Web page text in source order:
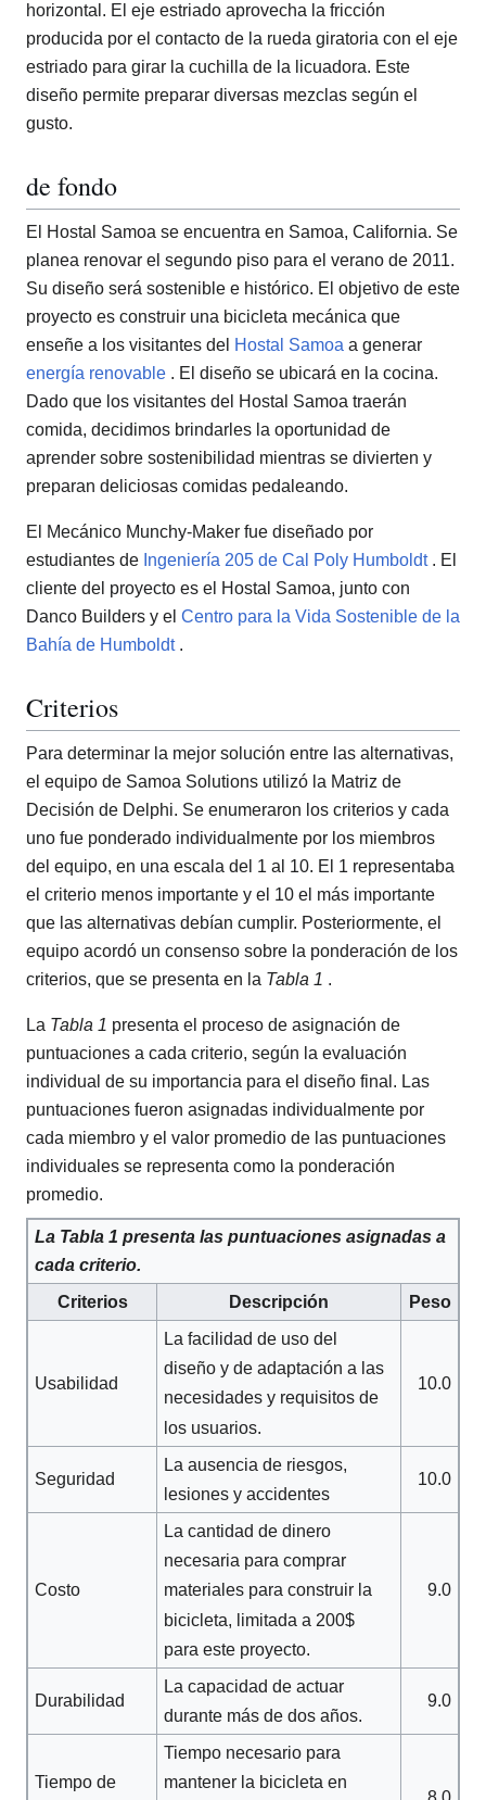
horizontal. El eje estriado aprovecha la fricción
producida por el contacto de la rueda giratoria con el eje
estriado para girar la cuchilla de la licuadora. Este
diseño permite preparar diversas mezclas según el
gusto.
de fondo
El Hostal Samoa se encuentra en Samoa, California. Se
planea renovar el segundo piso para el verano de 2011.
Su diseño será sostenible e histórico. El objetivo de este
proyecto es construir una bicicleta mecánica que
enseñe a los visitantes del Hostal Samoa a generar
energía renovable . El diseño se ubicará en la cocina.
Dado que los visitantes del Hostal Samoa traerán
comida, decidimos brindarles la oportunidad de
aprender sobre sostenibilidad mientras se divierten y
preparan deliciosas comidas pedaleando.
El Mecánico Munchy-Maker fue diseñado por
estudiantes de Ingeniería 205 de Cal Poly Humboldt. El
cliente del proyecto es el Hostal Samoa, junto con
Danco Builders y el Centro para la Vida Sostenible de la
Bahía de Humboldt.
Criterios
Para determinar la mejor solución entre las alternativas,
el equipo de Samoa Solutions utilizó la Matriz de
Decisión de Delphi. Se enumeraron los criterios y cada
uno fue ponderado individualmente por los miembros
del equipo, en una escala del 1 al 10. El 1 representaba
el criterio menos importante y el 10 el más importante
que las alternativas debían cumplir. Posteriormente, el
equipo acordó un consenso sobre la ponderación de los
criterios, que se presenta en la Tabla 1 .
La Tabla 1 presenta el proceso de asignación de
puntuaciones a cada criterio, según la evaluación
individual de su importancia para el diseño final. Las
puntuaciones fueron asignadas individualmente por
cada miembro y el valor promedio de las puntuaciones
individuales se representa como la ponderación
promedio.
La Tabla 1 presenta las puntuaciones asignadas a
cada criterio.
Criterios Descripción Peso
Usabilidad
La facilidad de uso del
diseño y de adaptación a las
necesidades y requisitos de
los usuarios.
10.0
Seguridad
La ausencia de riesgos,
lesiones y accidentes
10.0
Costo
La cantidad de dinero
necesaria para comprar
materiales para construir la
bicicleta, limitada a 200$
para este proyecto.
9.0
Durabilidad
La capacidad de actuar
durante más de dos años.
9.0
Tiempo de
Tiempo necesario para
mantener la bicicleta en